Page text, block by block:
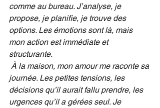
comme au bureau. J’analyse, je
propose, je planifie, je trouve des
options. Les émotions sont là, mais
mon action est immédiate et
structurante.
À la maison, mon amour me raconte sa
journée. Les petites tensions, les
décisions qu’il aurait fallu prendre, les
urgences qu’il a gérées seul. Je